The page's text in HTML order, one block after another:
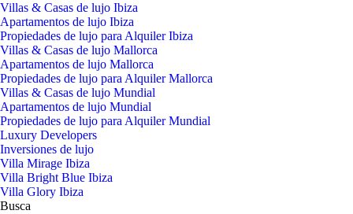
Villas & Casas de lujo Ibiza
Apartamentos de lujo Ibiza
Propiedades de lujo para Alquiler Ibiza
Villas & Casas de lujo Mallorca
Apartamentos de lujo Mallorca
Propiedades de lujo para Alquiler Mallorca
Villas & Casas de lujo Mundial
Apartamentos de lujo Mundial
Propiedades de lujo para Alquiler Mundial
Luxury Developers
Inversiones de lujo
Villa Mirage Ibiza
Villa Bright Blue Ibiza
Villa Glory Ibiza
Busca